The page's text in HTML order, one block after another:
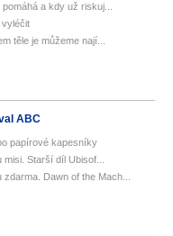
a kdy už riskuj...
vyléčit
těle je můžeme nají...
ABC
papírové kapesníky
Starší díl Ubisof...
Dawn of the Mach...